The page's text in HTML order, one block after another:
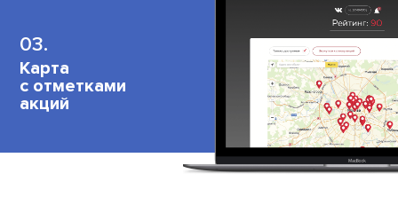
03.
Карта
с отметками
акций